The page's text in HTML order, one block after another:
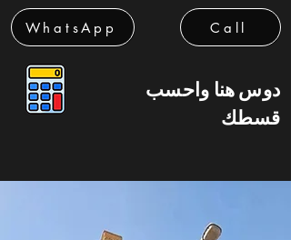
WhatsApp Call
دوس هنا واحسب
قسطك